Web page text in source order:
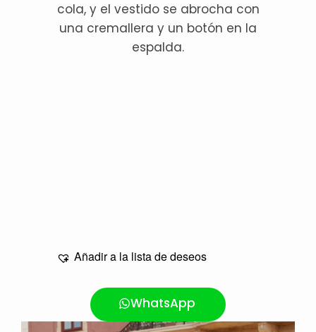
cola, y el vestido se abrocha con
una cremallera y un botón en la
espalda.
Añadir a la lista de deseos
WhatsApp